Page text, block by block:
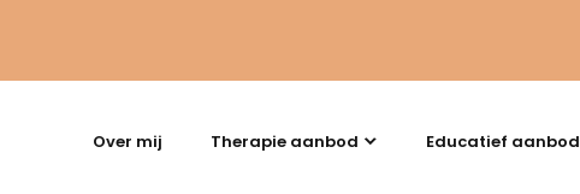
Over mij Therapie aanbod Educatief aanbod